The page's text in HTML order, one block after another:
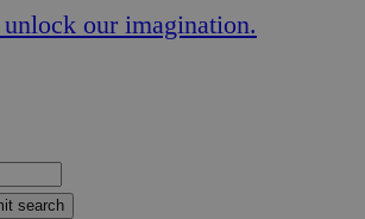
unlock our imagination.